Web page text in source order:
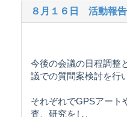
８月１６日 活動報告
今後の会議の日程調整
議での質問案検討を行
それぞれでGPSアート
査、研究をし、